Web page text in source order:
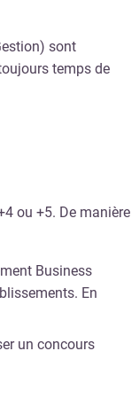
sont
temps de
ou +5. De manière
Business
En
un concours